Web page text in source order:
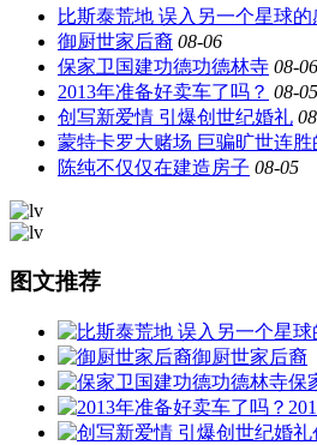
比斯泰荒地 误入另一个星球的
御厨世家后裔 08-06
保家卫国建功德功德林寺 08-06
2013年准备好卖车了吗？ 08-05
创写新爱情 引爆创世纪婚礼
蒙特卡罗大赌场 巨骗旷世连
陈纯不仅仅在建造房子 08-05
图文推荐
御厨世家后裔
保